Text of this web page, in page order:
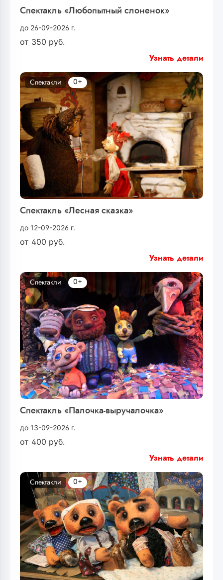
Спектакль «Любопытный слоненок»
до 26-09-2026 г.
от 350 руб.
Узнать детали
Спектакль «Лесная сказка»
до 12-09-2026 г.
от 400 руб.
Спектакли 0+
Узнать детали
Спектакль «Палочка-выручалочка»
до 13-09-2026 г.
от 400 руб.
Спектакли 0+
Узнать детали
Спектакли 0+